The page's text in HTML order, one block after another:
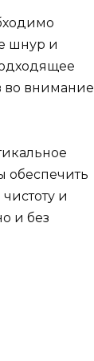
шнур и
во внимание
обеспечить
и
и без